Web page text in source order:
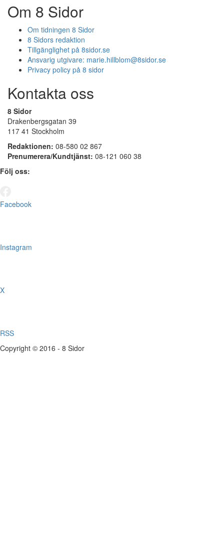
Om 8 Sidor
Om tidningen 8 Sidor
8 Sidors redaktion
Tillgänglighet på 8sidor.se
Ansvarig utgivare: marie.hillblom@8sidor.se
Privacy policy på 8 sidor
Kontakta oss
8 Sidor
Drakenbergsgatan 39
117 41 Stockholm
Redaktionen: 08-580 02 867
Prenumerera/Kundtjänst: 08-121 060 38
Följ oss:
Facebook
Instagram
X
RSS
Copyright © 2016 - 8 Sidor